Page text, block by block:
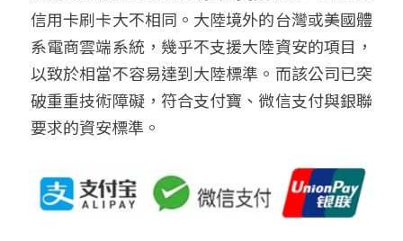
信用卡刷卡大不相同。大陸境外的台灣或美國體
系電商雲端系統，幾乎不支援大陸資安的項目，
以致於相當不容易達到大陸標準。而該公司已突
破重重技術障礙，符合支付寶、微信支付與銀聯
要求的資安標準。